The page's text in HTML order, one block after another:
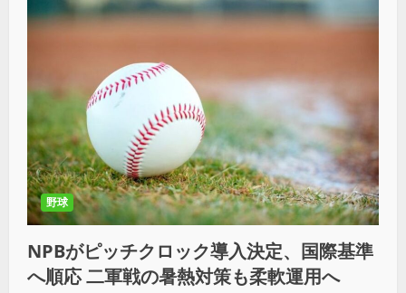
野球
NPBがピッチクロック導入決定、国際基準
へ順応 二軍戦の暑熱対策も柔軟運用へ